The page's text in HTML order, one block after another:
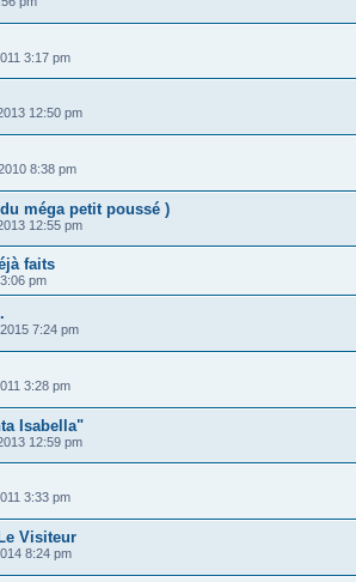
3:17 pm
12:50 pm
8:38 pm
méga petit poussé )
12:55 pm
faits
pm
7:24 pm
3:28 pm
Isabella"
12:59 pm
3:33 pm
Visiteur
8:24 pm